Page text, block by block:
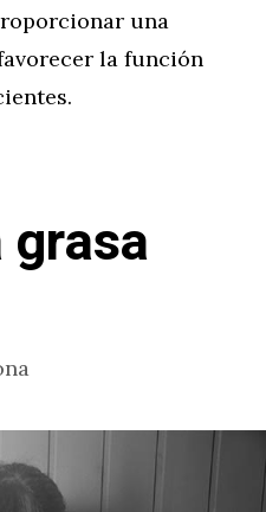
una
la función